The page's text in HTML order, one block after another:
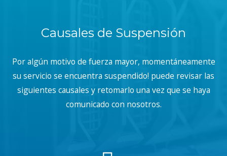
Causales de Suspensión
Por algún motivo de fuerza mayor, momentáneamente
su servicio se encuentra suspendido! puede revisar las
siguientes causales y retomarlo una vez que se haya
comunicado con nosotros.